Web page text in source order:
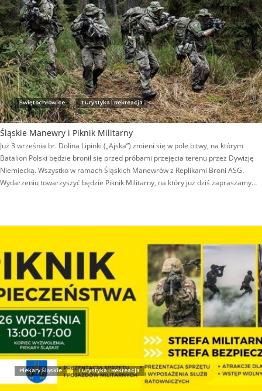
Świętochłowice Turystyka i Rekreacja
Śląskie Manewry i Piknik Militarny
Już 3 września br. Dolina Lipinki („Ajska”) zmieni się w pole bitwy, na którym
Batalion Polski będzie bronił się przed próbami przejęcia terenu przez Dywizję
Niemiecką. Wszystko w ramach Śląskich Manewrów z Replikami Broni ASG.
Wydarzeniu towarzyszyć będzie Piknik Militarny, na który już dziś zapraszamy…
Piekary Śląskie Turystyka i Rekreacja